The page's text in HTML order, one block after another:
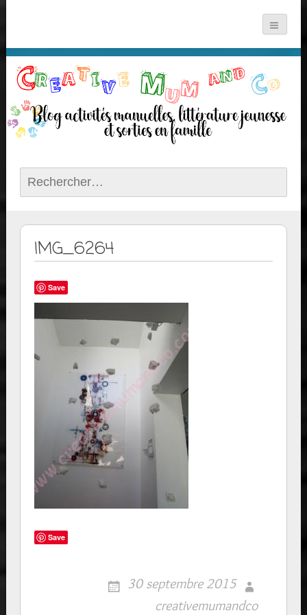
Rechercher :
IMG_6264
Save
Save
30 septembre 2015
creativemumandco